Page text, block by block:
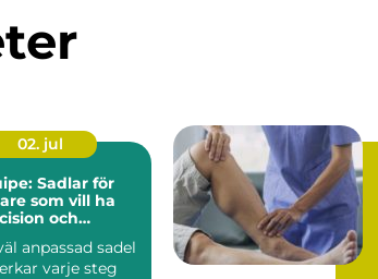
02. jul
Sadlar för
som vill ha
och
anpassad sadel
varje steg